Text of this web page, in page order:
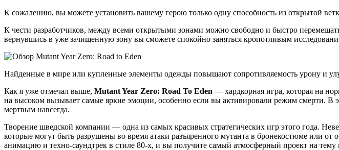
К сожалению, вы можете установить вашему герою только одну способность из открытой
К чести разработчиков, между всеми открытыми зонами можно свободно и быстро
вернувшись в уже зачищенную зону вы сможете спокойно заняться кропотливым
Найденные в мире или купленные элементы одежды повышают сопротивляемость урону и
Как я уже отмечал выше, Mutant Year Zero: Road To Eden — хардкорная игра, которая на
на высоком вызывает самые яркие эмоции, особенно если вы активировали режим смерти. В
мертвым навсегда.
Творение шведской компании — одна из самых красивых стратегических игр этого года.
которые могут быть разрушены во время атаки разъяренного мутанта в бронекостюме или от
анимацию и техно-саундтрек в стиле 80-х, и вы получите самый атмосферный проект на тему